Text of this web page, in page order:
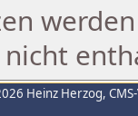
Heinz Herzog,